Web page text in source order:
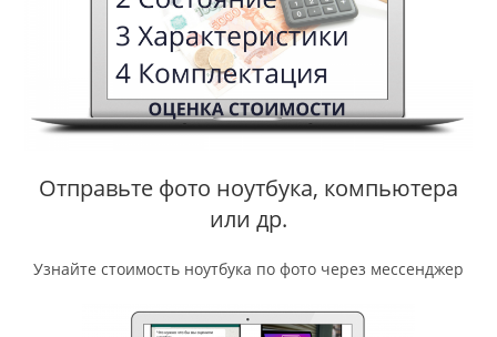
Отправьте фото ноутбука, компьютера
или др.
Узнайте стоимость ноутбука по фото через мессенджер